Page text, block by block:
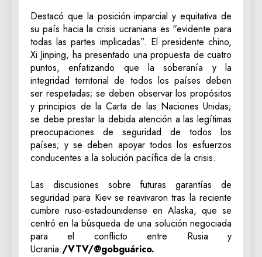
Destacó que la posición imparcial y equitativa de
su país hacia la crisis ucraniana es “evidente para
todas las partes implicadas”. El presidente chino,
Xi Jinping, ha presentado una propuesta de cuatro
puntos, enfatizando que la soberanía y la
integridad territorial de todos los países deben
ser respetadas; se deben observar los propósitos
y principios de la Carta de las Naciones Unidas;
se debe prestar la debida atención a las legítimas
preocupaciones de seguridad de todos los
países; y se deben apoyar todos los esfuerzos
conducentes a la solución pacífica de la crisis.
Las discusiones sobre futuras garantías de
seguridad para Kiev se reavivaron tras la reciente
cumbre ruso-estadounidense en Alaska, que se
centró en la búsqueda de una solución negociada
para el conflicto entre Rusia y
Ucrania./VTV/@gobguárico.